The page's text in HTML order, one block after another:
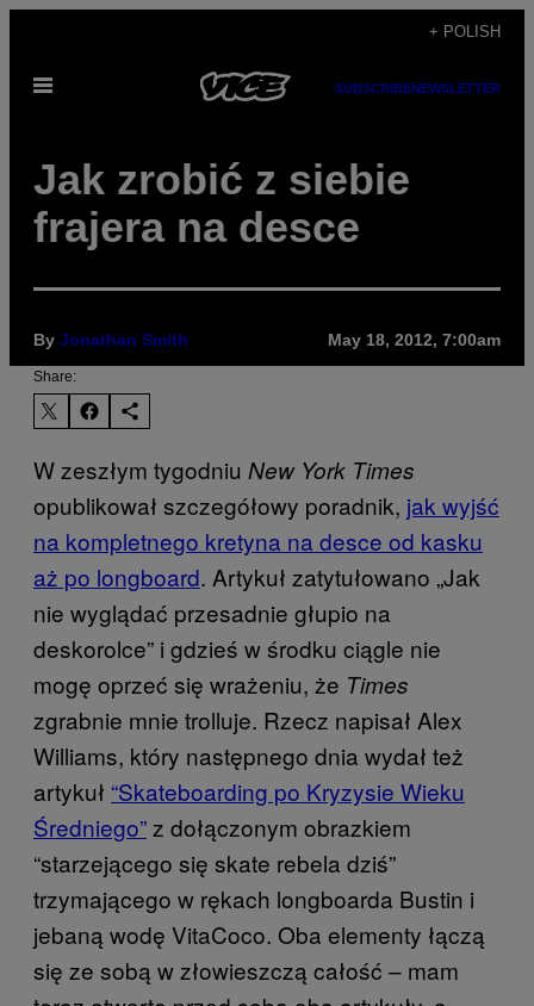
content
+ POLISH
Open
SUBSCRIBENEWSLETTER
Jak zrobić z siebie
frajera na desce
By Jonathan Smith May 18, 2012, 7:00am
Share:
W zeszłym tygodniu New York Times
opublikował szczegółowy poradnik, jak wyjść
na kompletnego kretyna na desce od kasku
aż po longboard. Artykuł zatytułowano „Jak
nie wyglądać przesadnie głupio na
deskorolce” i gdzieś w środku ciągle nie
mogę oprzeć się wrażeniu, że Times
zgrabnie mnie trolluje. Rzecz napisał Alex
Williams, który następnego dnia wydał też
artykuł “Skateboarding po Kryzysie Wieku
Średniego”z dołączonym obrazkiem
“starzejącego się skate rebela dziś”
trzymającego w rękach longboarda Bustin i
jebaną wodę VitaCoco. Oba elementy łączą
się ze sobą w złowieszczą całość – mam